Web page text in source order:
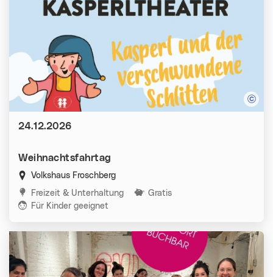
Weihnachtsfahrtag
Volkshaus Froschberg
Kategorien:
Freizeit & Unterhaltung
Gratis
Für Kinder geeignet
Datum:
24.12.2026